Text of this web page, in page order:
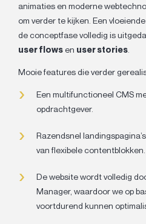
animaties en moderne
om verder te kijken. Een
de conceptfase volledig is
user flows en user stories
Mooie features die verder
Een multifunctioneel CMS
opdrachtgever.
Razendsnel
van flexibele contentblokken.
De website wordt volledig
Manager, waardoor we op
voortdurend kunnen